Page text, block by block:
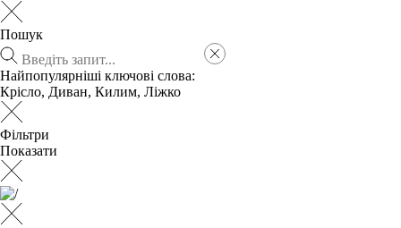
Пошук
Найпопулярніші ключові слова:
Крісло, Диван, Килим, Ліжко
Фільтри
Показати